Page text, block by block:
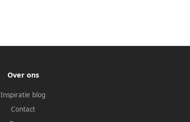
Over ons
Inspiratie blog
Contact